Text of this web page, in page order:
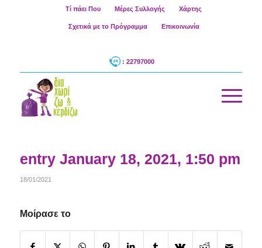
Τί πάει Που Μέρες Συλλογής Χάρτης
Σχετικά με το Πρόγραμμα Επικοινωνία
: 22797000
entry January 18, 2021, 1:50 pm
18/01/2021
Μοίρασε το